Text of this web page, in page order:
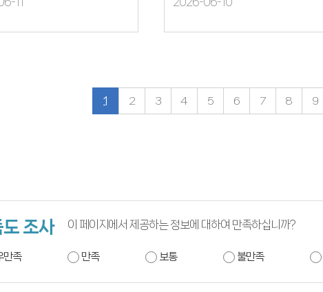
1 2 3 4 5 6 7 8 9
조사 이 페이지에서 제공하는 정보에 대하여 만족하십니까?
만족 만족 보통 불만족